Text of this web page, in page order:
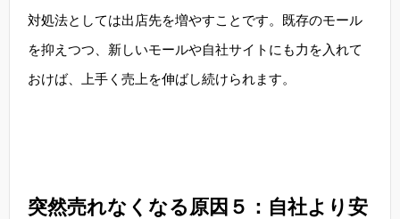
対処法としては出店先を増やすことです。既存のモール
を抑えつつ、新しいモールや自社サイトにも力を入れて
おけば、上手く売上を伸ばし続けられます。
突然売れなくなる原因５：自社より安